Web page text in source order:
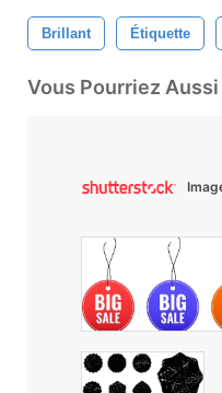
Brillant Étiquette
Vous Pourriez